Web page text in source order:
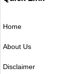
Home
About Us
Disclaimer